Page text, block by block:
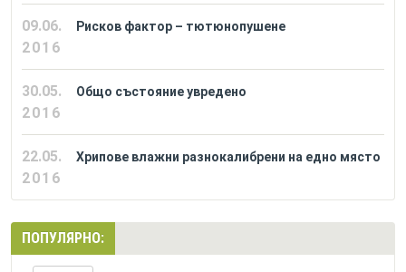
09.06.
2016
Рисков фактор – тютюнопушене
30.05.
2016
Общо състояние увредено
22.05.
2016
Хрипове влажни разнокалибрени на едно място
ПОПУЛЯРНО: